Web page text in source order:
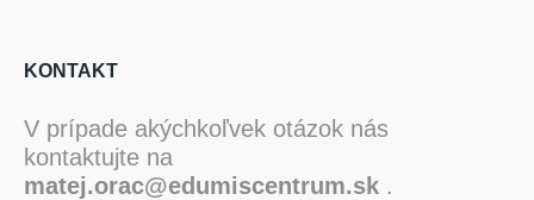
KONTAKT
V prípade akýchkoľvek otázok nás
kontaktujte na
matej.orac@edumiscentrum.sk.